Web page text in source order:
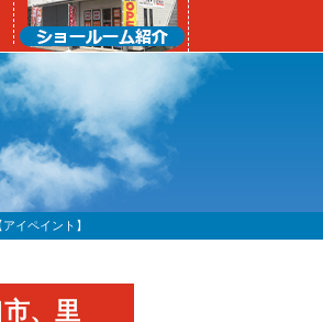
イペイント】
、里